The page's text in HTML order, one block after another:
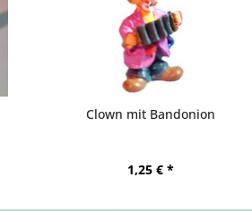
Clown mit Bandonion
1,25 € *